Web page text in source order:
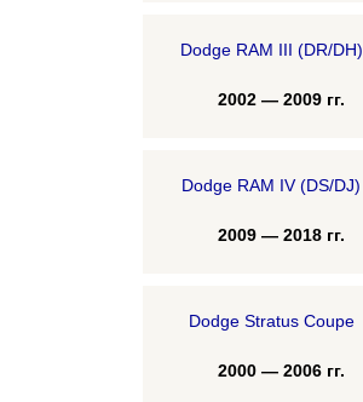
Dodge RAM III (DR/DH)
2002 — 2009 гг.
Dodge RAM IV (DS/DJ)
2009 — 2018 гг.
Dodge Stratus Coupe
2000 — 2006 гг.